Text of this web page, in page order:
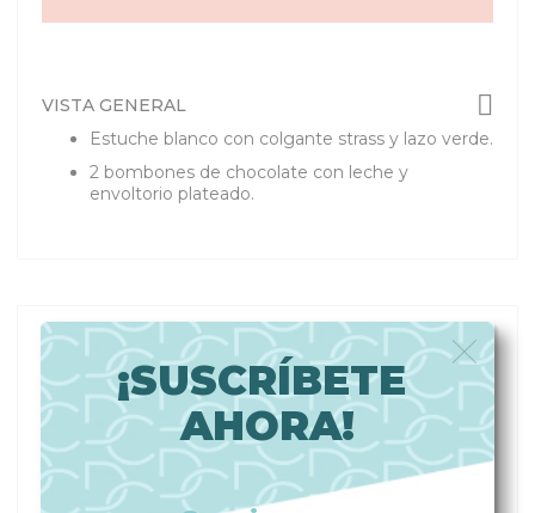
¡SUSCRÍBETE
AHORA!
VISTA GENERAL
Estuche blanco con colgante strass y lazo verde.
2 bombones de chocolate con leche y
envoltorio plateado.
Detalles
Este detalle es perfecto para que los invitados a su
boda tengan un bonito recuerdo.
Por su forma y mezcla de colores lo hace muy
elegante y quedaría precioso en la mesa del